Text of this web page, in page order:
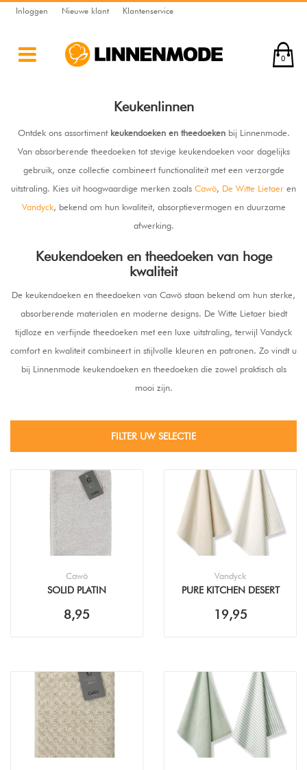
Inloggen Nieuwe klant Klantenservice
0
Keukenlinnen
Ontdek ons assortiment keukendoeken en theedoekenbij Linnenmode.
Van absorberende theedoeken tot stevige keukendoeken voor dagelijks
gebruik, onze collectie combineert functionaliteit met een verzorgde
uitstraling. Kies uit hoogwaardige merken zoals Cawö, De Witte Lietaer en
Vandyck, bekend om hun kwaliteit, absorptievermogen en duurzame
afwerking.
Keukendoeken en theedoeken van hoge
kwaliteit
De keukendoeken en theedoeken van Cawö staan bekend om hun sterke,
absorberende materialen en moderne designs. De Witte Lietaer biedt
tijdloze en verfijnde theedoeken met een luxe uitstraling, terwijl Vandyck
comfort en kwaliteit combineert in stijlvolle kleuren en patronen. Zo vindt u
bij Linnenmode keukendoeken en theedoeken die zowel praktisch als
mooi zijn.
FILTER UW SELECTIE
Cawö
SOLID PLATIN
8,95
Vandyck
PURE KITCHEN DESERT
THEEDOEK (60X60CM)
19,95